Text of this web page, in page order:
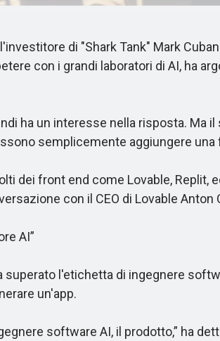
di "Shark Tank" Mark
con i grandi laboratori di AI, ha
ha un interesse nella risposta. Ma
semplicemente aggiungere
dei front end come Lovable, Replit,
con il CEO di Lovable
AI”
l'etichetta di ingegnere
un'app.
software AI, il prodotto,” ha